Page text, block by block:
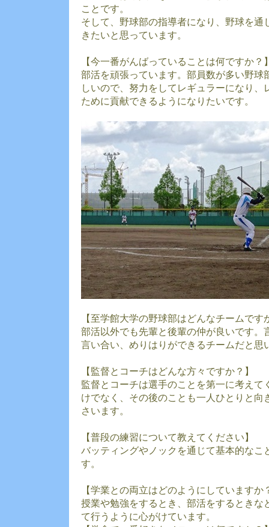
ことです。
そして、野球部の指導者になり、野球を通
きたいと思っています。
【今一番がんばっていることは何ですか？
部活を頑張っています。部員数が多い野球
しいので、努力をしてレギュラーになり、
ために貢献できるようになりたいです。
【至学館大学の野球部はどんなチームです
部活以外でも先輩と後輩の仲が良いです。
言い合い、めりはりができるチームだと思
【監督とコーチはどんな方々ですか？】
監督とコーチは選手のことを第一に考えて
けでなく、その後のことも一人ひとりと向
さいます。
【普段の練習について教えてください】
バッティングやノックを通じて基本的なこ
す。
【学業との両立はどのようにしていますか
授業や勉強をするとき、部活をするときな
て行うように心がけています。